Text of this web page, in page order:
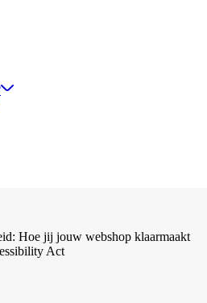
Hoe jij jouw webshop klaarmaakt
Act